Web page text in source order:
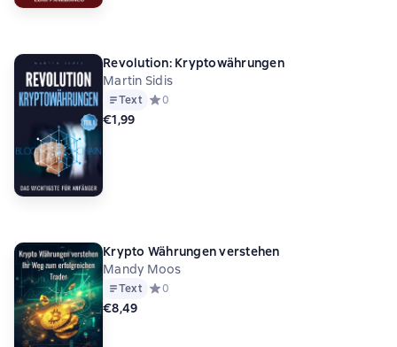
Revolution: Kryptowährungen
Martin Sidis
Text Средний рейтинг 0 на основе 0 оценок
0
€1,99
Krypto Währungen verstehen
Mandy Moos
Text Средний рейтинг 0 на основе 0 оценок
0
€8,49